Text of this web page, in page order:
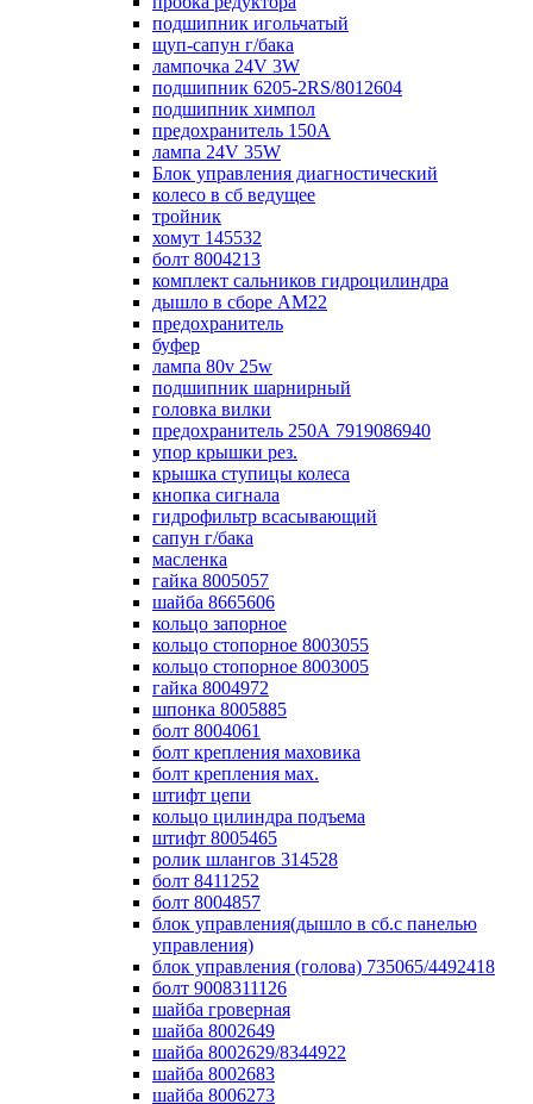
подшипник игольчатый
щуп-сапун г/бака
лампочка 24V 3W
подшипник 6205-2RS/8012604
подшипник химпол
предохранитель 150А
лампа 24V 35W
Блок управления диагностический
колесо в сб ведущее
тройник
хомут 145532
болт 8004213
комплект сальников гидроцилиндра
дышло в сборе AM22
предохранитель
буфер
лампа 80v 25w
подшипник шарнирный
головка вилки
предохранитель 250А 7919086940
упор крышки рез.
крышка ступицы колеса
кнопка сигнала
гидрофильтр всасывающий
сапун г/бака
масленка
гайка 8005057
шайба 8665606
кольцо запорное
кольцо стопорное 8003055
кольцо стопорное 8003005
гайка 8004972
шпонка 8005885
болт 8004061
болт крепления маховика
болт крепления мах.
штифт цепи
кольцо цилиндра подъема
штифт 8005465
ролик шлангов 314528
болт 8411252
болт 8004857
блок управления(дышло в сб.с панелью
управления)
блок управления (голова) 735065/4492418
болт 9008311126
шайба гроверная
шайба 8002649
шайба 8002629/8344922
шайба 8002683
шайба 8006273